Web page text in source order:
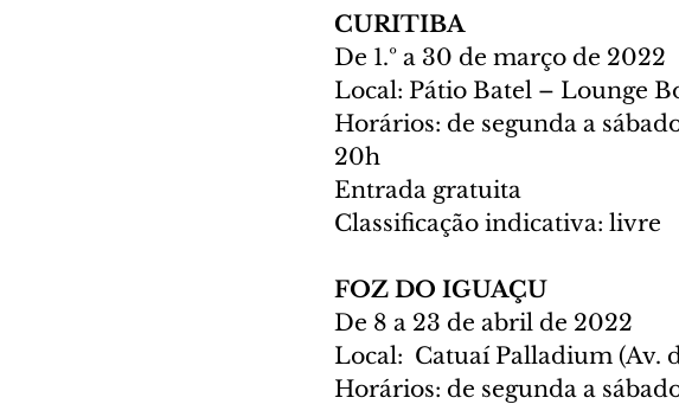
CURITIBA
De 1.º a 30 de março de 2022
Local: Pátio Batel – Lounge
Horários: de segunda a
20h
Entrada gratuita
Classificação indicativa: livre
FOZ DO IGUAÇU
De 8 a 23 de abril de 2022
Local:  Catuaí Palladium (Av.
Horários: de segunda a